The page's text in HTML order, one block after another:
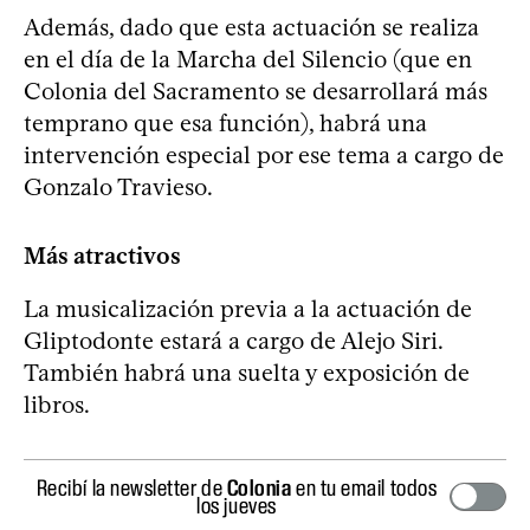
Además, dado que esta actuación se realiza
en el día de la Marcha del Silencio (que en
Colonia del Sacramento se desarrollará más
temprano que esa función), habrá una
intervención especial por ese tema a cargo de
Gonzalo Travieso.
Más atractivos
La musicalización previa a la actuación de
Gliptodonte estará a cargo de Alejo Siri.
También habrá una suelta y exposición de
libros.
Recibí la newsletter deColoniaen tu email todos
los jueves